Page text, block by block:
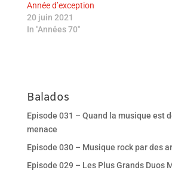
Année d’exception
20 juin 2021
In "Années 70"
Balados
Episode 031 – Quand la musique est
menace
Episode 030 – Musique rock par des
Episode 029 – Les Plus Grands Duos